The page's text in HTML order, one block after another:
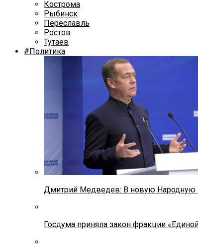
Кострома
Рыбинск
Переславль
Ростов
Тутаев
#Политика
Дмитрий Медведев: В новую Народную
Госдума приняла закон фракции